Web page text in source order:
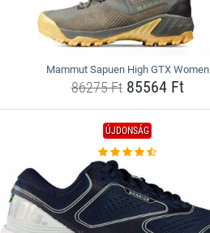
Mammut Sapuen High GTX Women
86275 Ft85564 Ft
ÚJDONSÁG